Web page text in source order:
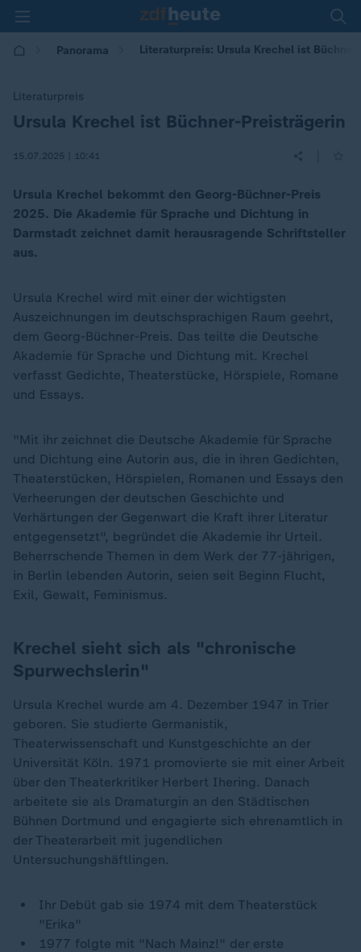
Panorama Literaturpreis: Ursula Krechel ist
Literaturpreis
:Ursula Krechel ist Büchner-Preisträgerin
15.07.2025 | 10:41
Ursula Krechel bekommt den Georg-Büchner-Preis
2025. Die Akademie für Sprache und Dichtung in
Darmstadt zeichnet damit herausragende Schriftsteller
aus.
Ursula Krechel wird mit einer der wichtigsten
Auszeichnungen im deutschsprachigen Raum geehrt,
dem Georg-Büchner-Preis. Das teilte die Deutsche
Akademie für Sprache und Dichtung mit. Krechel
verfasst Gedichte, Theaterstücke, Hörspiele, Romane
und Essays.
"Mit ihr zeichnet die Deutsche Akademie für Sprache
und Dichtung eine Autorin aus, die in ihren Gedichten,
Theaterstücken, Hörspielen, Romanen und Essays den
Verheerungen der deutschen Geschichte und
Verhärtungen der Gegenwart die Kraft ihrer Literatur
entgegensetzt", begründet die Akademie ihr Urteil.
Beherrschende Themen in dem Werk der 77-jährigen,
in Berlin lebenden Autorin, seien seit Beginn Flucht,
Exil, Gewalt, Feminismus.
Krechel sieht sich als "chronische
Spurwechslerin"
Ursula Krechel wurde am 4. Dezember 1947 in Trier
geboren. Sie studierte Germanistik,
Theaterwissenschaft und Kunstgeschichte an der
Universität Köln. 1971 promovierte sie mit einer Arbeit
über den Theaterkritiker Herbert Ihering. Danach
arbeitete sie als Dramaturgin an den Städtischen
Bühnen Dortmund und engagierte sich ehrenamtlich in
der Theaterarbeit mit jugendlichen
Untersuchungshäftlingen.
Ihr Debüt gab sie 1974 mit dem Theaterstück
"Erika"
1977 folgte mit "Nach Mainz!" der erste